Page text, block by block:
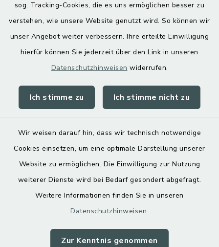
sog. Tracking-Cookies, die es uns ermöglichen besser zu
verstehen, wie unsere Website genutzt wird. So können wir
unser Angebot weiter verbessern. Ihre erteilte Einwilligung
hierfür können Sie jederzeit über den Link in unseren
Datenschutzhinweisen widerrufen.
Ich stimme zu Ich stimme nicht zu
Wir weisen darauf hin, dass wir technisch notwendige
Cookies einsetzen, um eine optimale Darstellung unserer
Website zu ermöglichen. Die Einwilligung zur Nutzung
weiterer Dienste wird bei Bedarf gesondert abgefragt.
Weitere Informationen finden Sie in unseren
Datenschutzhinweisen.
Zur Kenntnis genommen
Digitaler Ortsplan
Kontakt
Datenschutz
Impressum
Sitemap
Cookie-Einstellungen